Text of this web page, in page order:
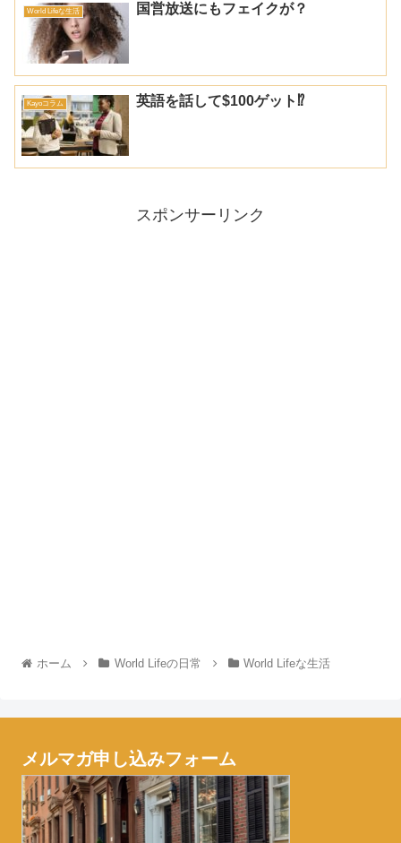
World Lifeな生活 国営放送にもフェイクが？
Kayoコラム 英語を話して$100ゲット⁉
スポンサーリンク
ホーム World Lifeの日常 World Lifeな生活
メルマガ申し込みフォーム